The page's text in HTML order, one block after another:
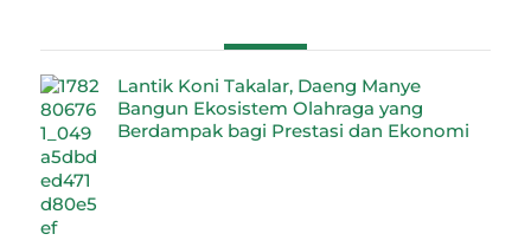
Lantik Koni Takalar, Daeng Manye
Bangun Ekosistem Olahraga yang
Berdampak bagi Prestasi dan Ekonomi